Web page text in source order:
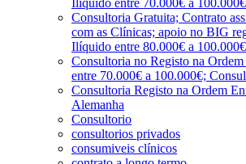
Consultoria Gratuita; Contrato
com as Clínicas; apoio no BIG
Ilíquido entre 80.000€ a
Consultoria no Registo na
entre 70.000€ a 100.000€;
Consultoria Registo na Ordem
Alemanha
Consultorio
consultorios privados
consumiveis clínicos